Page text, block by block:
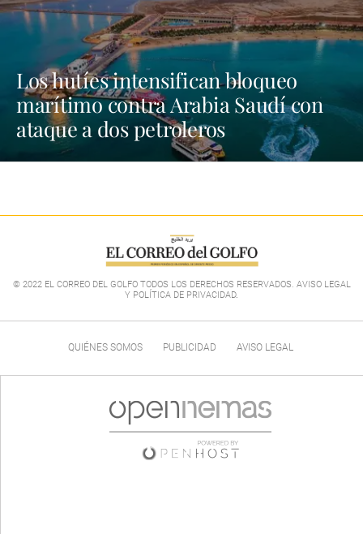
Los hutíes intensifican bloqueo
marítimo contra Arabia Saudí con
ataque a dos petroleros
© 2022 EL CORREO DEL GOLFO TODOS LOS DERECHOS RESERVADOS. AVISO LEGAL
Y POLÍTICA DE PRIVACIDAD.
QUIÉNES SOMOS PUBLICIDAD AVISO LEGAL